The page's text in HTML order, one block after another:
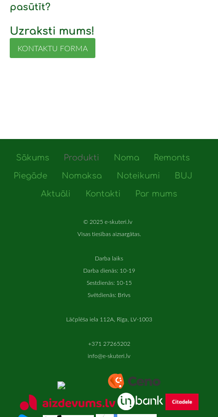
pasūtīt?
Uzraksti mums!
KONTAKTU FORMA
Sākums Produkti Noma
Remonts
Piegāde
Nomaksa Noteikumi
BUJ
Aktuāli
Kontakti Par mums
© 2025 e-skuteri.lv
Visas tiesības aizsargātas.
Darba laiks
Darba dienās: 10-19
Sestdienās: 10-15
Svētdienās: Brīvs
Lāčplēša iela 112A, Rīga, LV-1003
+371 27265202
info@e-skuteri.lv